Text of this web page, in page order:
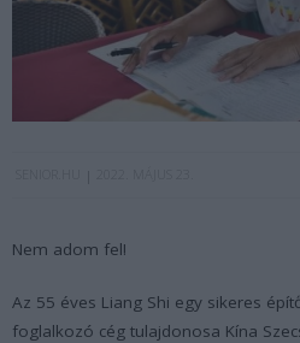
Nem adom fel!
Az 55 éves Liang Shi egy sikeres
foglalkozó cég tulajdonosa Kína